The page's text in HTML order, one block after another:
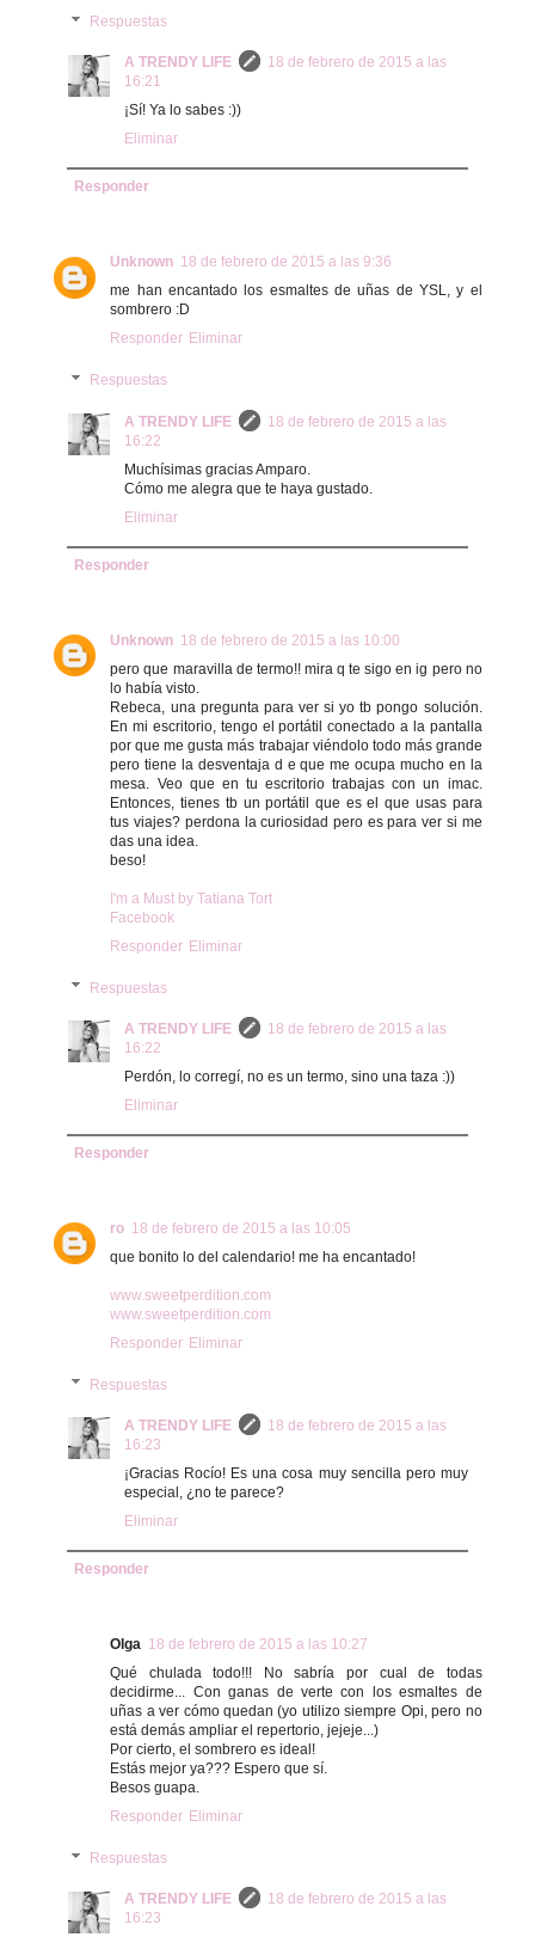
Respuestas
A TRENDY LIFE
18 de febrero de 2015 a las
16:21
¡Sí! Ya lo sabes :))
Eliminar
Responder
Unknown 18 de febrero de 2015 a las 9:36
me han encantado los esmaltes de uñas de YSL, y el
sombrero :D
Responder Eliminar
Respuestas
A TRENDY LIFE
18 de febrero de 2015 a las
16:22
Muchísimas gracias Amparo.
Cómo me alegra que te haya gustado.
Eliminar
Responder
Unknown 18 de febrero de 2015 a las 10:00
pero que maravilla de termo!! mira q te sigo en ig pero no
lo había visto.
Rebeca, una pregunta para ver si yo tb pongo solución.
En mi escritorio, tengo el portátil conectado a la pantalla
por que me gusta más trabajar viéndolo todo más grande
pero tiene la desventaja d e que me ocupa mucho en la
mesa. Veo que en tu escritorio trabajas con un imac.
Entonces, tienes tb un portátil que es el que usas para
tus viajes? perdona la curiosidad pero es para ver si me
das una idea.
beso!
I'm a Must by Tatiana Tort
Facebook
Responder Eliminar
Respuestas
A TRENDY LIFE
18 de febrero de 2015 a las
16:22
Perdón, lo corregí, no es un termo, sino una taza :))
Eliminar
Responder
ro 18 de febrero de 2015 a las 10:05
que bonito lo del calendario! me ha encantado!
www.sweetperdition.com
www.sweetperdition.com
Responder Eliminar
Respuestas
A TRENDY LIFE
18 de febrero de 2015 a las
16:23
¡Gracias Rocío! Es una cosa muy sencilla pero muy
especial, ¿no te parece?
Eliminar
Responder
Olga 18 de febrero de 2015 a las 10:27
Qué chulada todo!!! No sabría por cual de todas
decidirme... Con ganas de verte con los esmaltes de
uñas a ver cómo quedan (yo utilizo siempre Opi, pero no
está demás ampliar el repertorio, jejeje...)
Por cierto, el sombrero es ideal!
Estás mejor ya??? Espero que sí.
Besos guapa.
Responder Eliminar
Respuestas
A TRENDY LIFE
18 de febrero de 2015 a las
16:23